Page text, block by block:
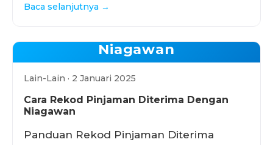
Baca selanjutnya →
Niagawan
Lain-Lain · 2 Januari 2025
Cara Rekod Pinjaman Diterima Dengan
Niagawan
Panduan Rekod Pinjaman Diterima